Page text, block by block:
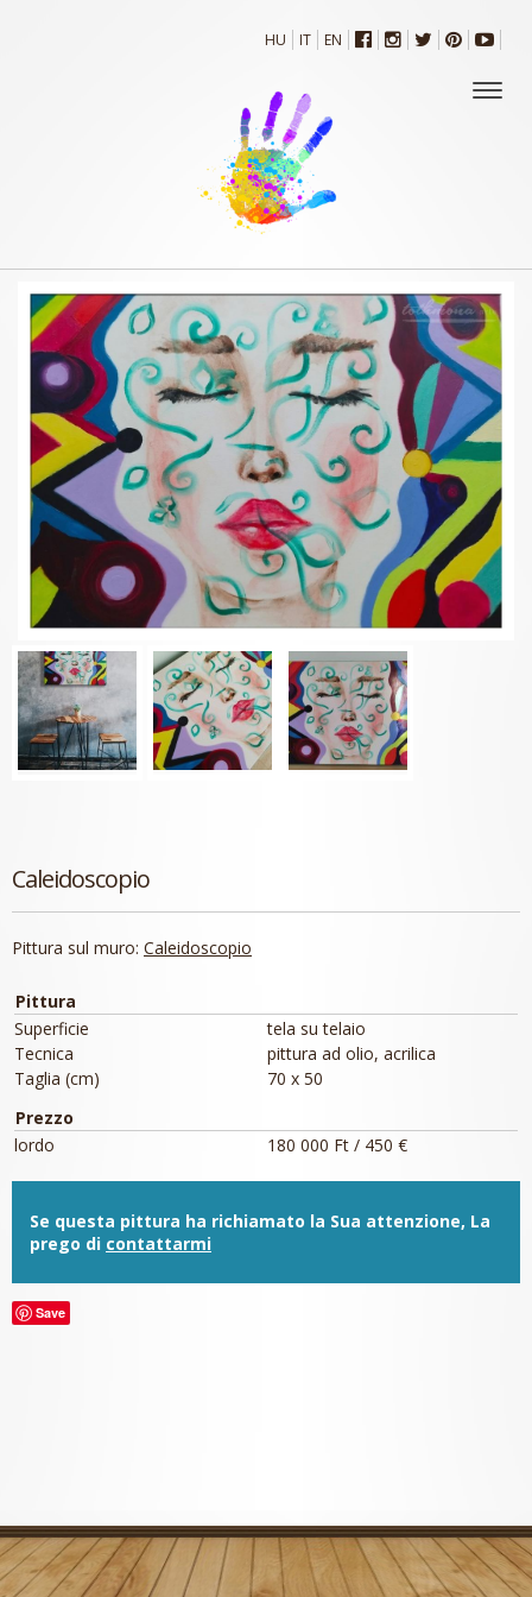
HU IT EN
Caleidoscopio
Pittura sul muro: Caleidoscopio
Pittura
Superficie
tela su telaio
Tecnica
pittura ad olio, acrilica
Taglia (cm)
70 x 50
Prezzo
lordo
180 000 Ft / 450 €
Se questa pittura ha richiamato la Sua attenzione, La
prego di contattarmi
Save